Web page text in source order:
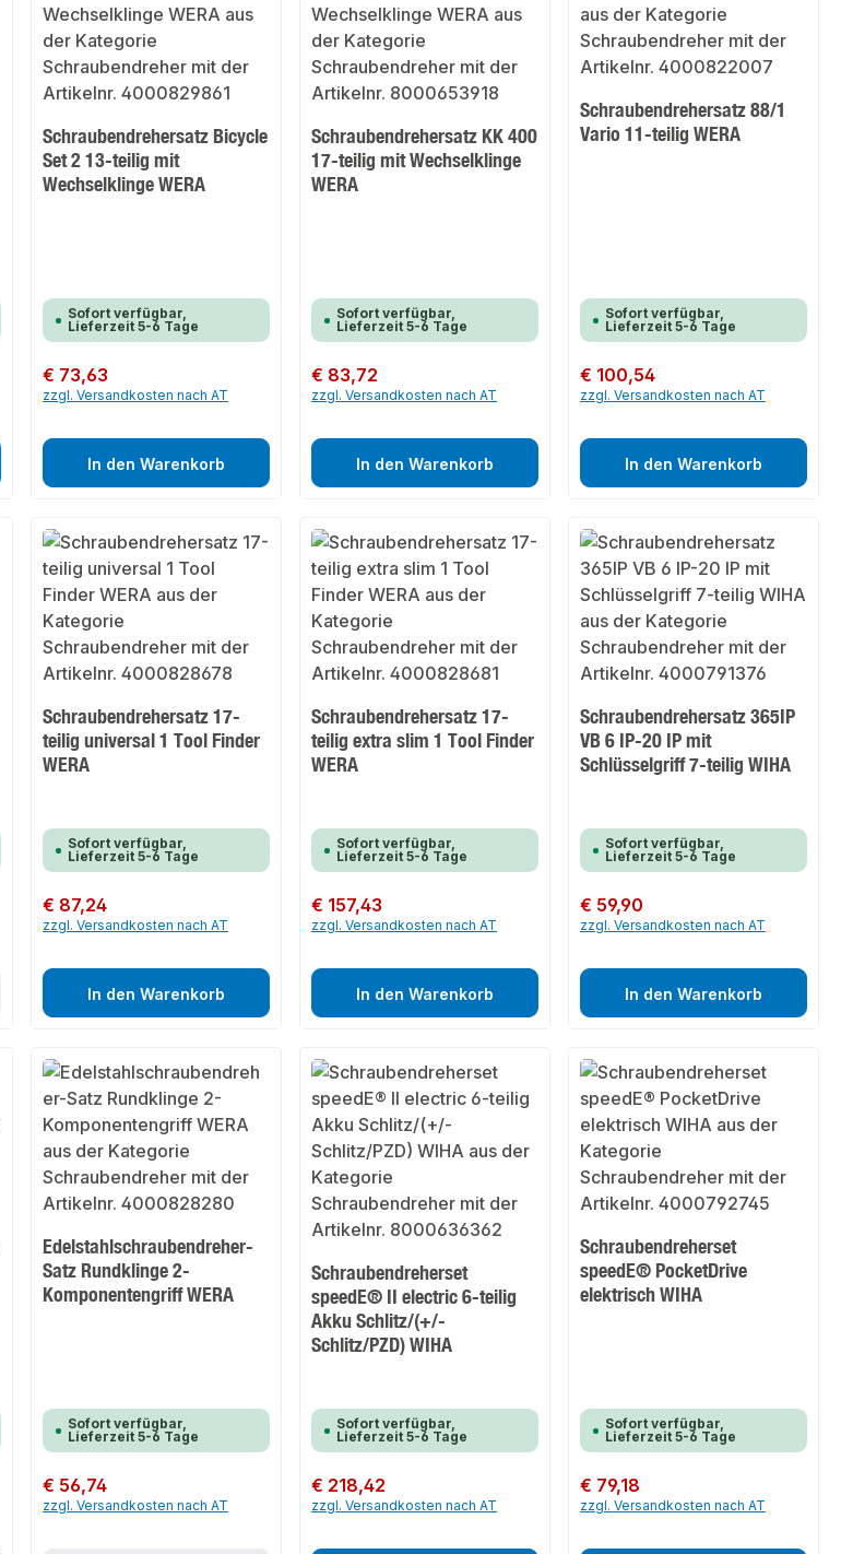
Schraubendrehersatz Bicycle
Set 2 13-teilig mit
Wechselklinge WERA
Sofort verfügbar,
Lieferzeit 5-6 Tage
Regulärer Preis:
€ 73,63
zzgl. Versandkosten nach AT
In den Warenkorb
Schraubendrehersatz KK 400
17-teilig mit Wechselklinge
WERA
Sofort verfügbar,
Lieferzeit 5-6 Tage
Regulärer Preis:
€ 83,72
zzgl. Versandkosten nach AT
In den Warenkorb
Schraubendrehersatz 88/1
Vario 11-teilig WERA
Sofort verfügbar,
Lieferzeit 5-6 Tage
Regulärer Preis:
€ 100,54
zzgl. Versandkosten nach AT
In den Warenkorb
Schraubendrehersatz 17-
teilig universal 1 Tool Finder
WERA
Sofort verfügbar,
Lieferzeit 5-6 Tage
Regulärer Preis:
€ 87,24
zzgl. Versandkosten nach AT
In den Warenkorb
Schraubendrehersatz 17-
teilig extra slim 1 Tool Finder
WERA
Sofort verfügbar,
Lieferzeit 5-6 Tage
Regulärer Preis:
€ 157,43
zzgl. Versandkosten nach AT
In den Warenkorb
Schraubendrehersatz 365IP
VB 6 IP-20 IP mit
Schlüsselgriff 7-teilig WIHA
Sofort verfügbar,
Lieferzeit 5-6 Tage
Regulärer Preis:
€ 59,90
zzgl. Versandkosten nach AT
In den Warenkorb
Edelstahlschraubendreher-
Satz Rundklinge 2-
Komponentengriff WERA
Sofort verfügbar,
Lieferzeit 5-6 Tage
Regulärer Preis:
€ 56,74
zzgl. Versandkosten nach AT
Schraubendreherset
speedE® II electric 6-teilig
Akku Schlitz/(+/-
Schlitz/PZD) WIHA
Sofort verfügbar,
Lieferzeit 5-6 Tage
Regulärer Preis:
€ 218,42
zzgl. Versandkosten nach AT
Schraubendreherset
speedE® PocketDrive
elektrisch WIHA
Sofort verfügbar,
Lieferzeit 5-6 Tage
Regulärer Preis:
€ 79,18
zzgl. Versandkosten nach AT